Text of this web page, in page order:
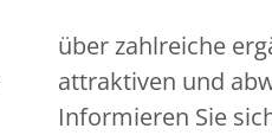
attraktiven und
Informieren Sie